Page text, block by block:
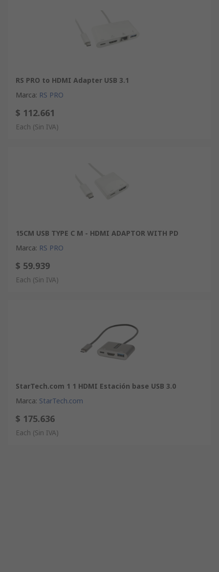
RS PRO to HDMI Adapter USB 3.1
Marca: RS PRO
$ 112.661
Each (Sin IVA)
15CM USB TYPE C M - HDMI ADAPTOR WITH PD
Marca: RS PRO
$ 59.939
Each (Sin IVA)
StarTech.com 1 1 HDMI Estación base USB 3.0
Marca: StarTech.com
$ 175.636
Each (Sin IVA)